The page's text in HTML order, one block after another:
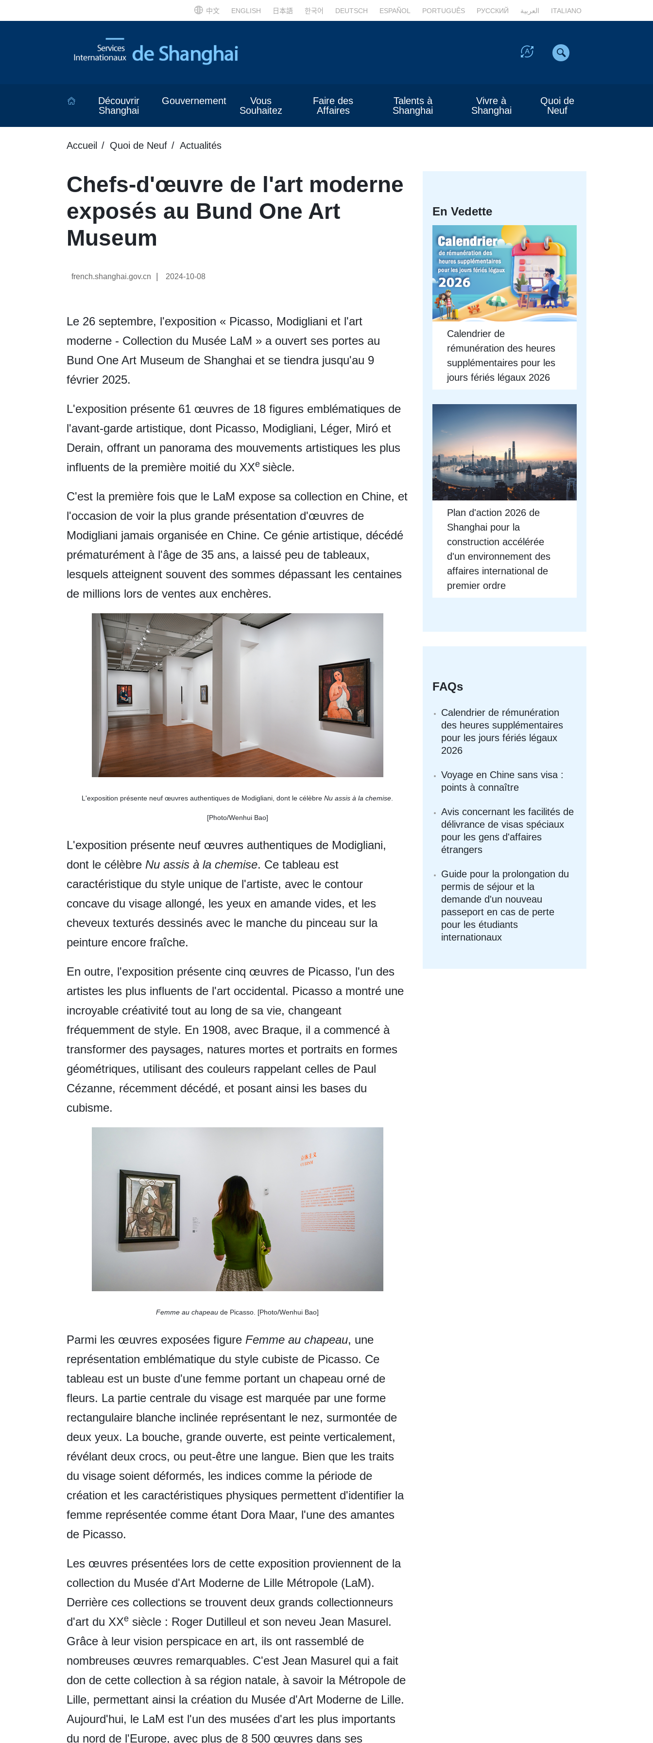
中文 ENGLISH 日本語 한국어 DEUTSCH ESPAÑOL PORTUGUÊS РУССКИЙ العربية ITALIANO
Découvrir
Shanghai
Gouvernement
Vous
Souhaitez
Faire des
Affaires
Talents à
Shanghai
Vivre à
Shanghai
Quoi de
Neuf
Accueil Quoi de Neuf Actualités
Chefs-d'œuvre de l'art moderne
exposés au Bund One Art
Museum
french.shanghai.gov.cn 2024-10-08
Le 26 septembre, l'exposition « Picasso, Modigliani et l'art
moderne - Collection du Musée LaM » a ouvert ses portes au
Bund One Art Museum de Shanghai et se tiendra jusqu'au 9
février 2025.
L'exposition présente 61 œuvres de 18 figures emblématiques de
l'avant-garde artistique, dont Picasso, Modigliani, Léger, Miró et
Derain, offrant un panorama des mouvements artistiques les plus
influents de la première moitié du XXe siècle.
C'est la première fois que le LaM expose sa collection en Chine, et
l'occasion de voir la plus grande présentation d'œuvres de
Modigliani jamais organisée en Chine. Ce génie artistique, décédé
prématurément à l'âge de 35 ans, a laissé peu de tableaux,
lesquels atteignent souvent des sommes dépassant les centaines
de millions lors de ventes aux enchères.
L'exposition présente neuf œuvres authentiques de Modigliani, dont le célèbreNu assis à la chemise
[Photo/Wenhui Bao]
L'exposition présente neuf œuvres authentiques de Modigliani,
dont le célèbre Nu assis à la chemise. Ce tableau est
caractéristique du style unique de l'artiste, avec le contour
concave du visage allongé, les yeux en amande vides, et les
cheveux texturés dessinés avec le manche du pinceau sur la
peinture encore fraîche.
En outre, l'exposition présente cinq œuvres de Picasso, l'un des
artistes les plus influents de l'art occidental. Picasso a montré une
incroyable créativité tout au long de sa vie, changeant
fréquemment de style. En 1908, avec Braque, il a commencé à
transformer des paysages, natures mortes et portraits en formes
géométriques, utilisant des couleurs rappelant celles de Paul
Cézanne, récemment décédé, et posant ainsi les bases du
cubisme.
Femme au chapeaude Picasso. [Photo/Wenhui Bao]
Parmi les œuvres exposées figure Femme au chapeau, une
représentation emblématique du style cubiste de Picasso. Ce
tableau est un buste d'une femme portant un chapeau orné de
fleurs. La partie centrale du visage est marquée par une forme
rectangulaire blanche inclinée représentant le nez, surmontée de
deux yeux. La bouche, grande ouverte, est peinte verticalement,
révélant deux crocs, ou peut-être une langue. Bien que les traits
du visage soient déformés, les indices comme la période de
création et les caractéristiques physiques permettent d'identifier la
femme représentée comme étant Dora Maar, l'une des amantes
de Picasso.
Les œuvres présentées lors de cette exposition proviennent de la
collection du Musée d'Art Moderne de Lille Métropole (LaM).
Derrière ces collections se trouvent deux grands collectionneurs
d'art du XXe siècle : Roger Dutilleul et son neveu Jean Masurel.
Grâce à leur vision perspicace en art, ils ont rassemblé de
nombreuses œuvres remarquables. C'est Jean Masurel qui a fait
don de cette collection à sa région natale, à savoir la Métropole de
Lille, permettant ainsi la création du Musée d'Art Moderne de Lille.
Aujourd'hui, le LaM est l'un des musées d'art les plus importants
du nord de l'Europe, avec plus de 8 500 œuvres dans ses
En Vedette
Calendrier de
rémunération des heures
supplémentaires pour les
jours fériés légaux 2026
Plan d'action 2026 de
Shanghai pour la
construction accélérée
d'un environnement des
affaires international de
premier ordre
FAQs
Calendrier de rémunération
des heures supplémentaires
pour les jours fériés légaux
2026
Voyage en Chine sans visa :
points à connaître
Avis concernant les facilités de
délivrance de visas spéciaux
pour les gens d'affaires
étrangers
Guide pour la prolongation du
permis de séjour et la
demande d'un nouveau
passeport en cas de perte
pour les étudiants
internationaux